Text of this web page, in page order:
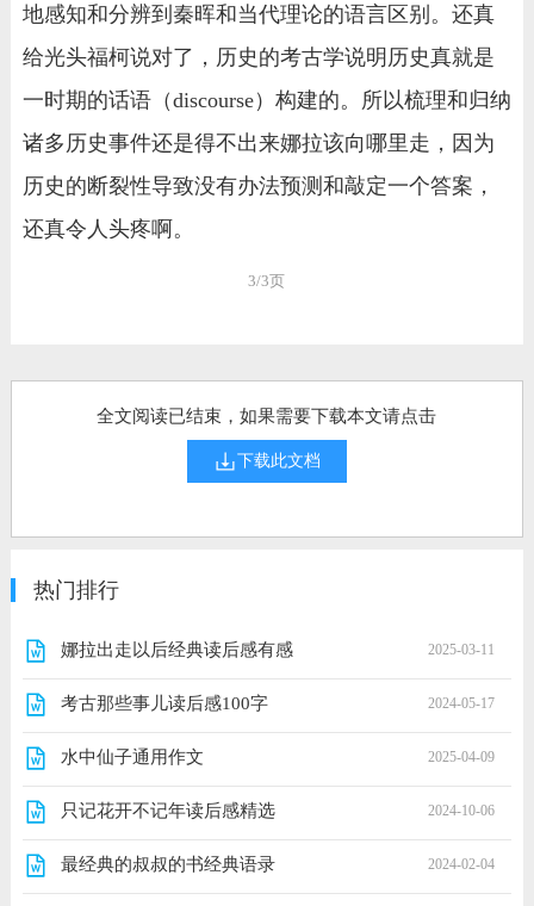
地感知和分辨到秦晖和当代理论的语言区别。还真
给光头福柯说对了，历史的考古学说明历史真就是
一时期的话语（discourse）构建的。所以梳理和归纳
诸多历史事件还是得不出来娜拉该向哪里走，因为
历史的断裂性导致没有办法预测和敲定一个答案，
还真令人头疼啊。
3/3页
全文阅读已结束，如果需要下载本文请点击
下载此文档
热门排行
娜拉出走以后经典读后感有感 2025-03-11
考古那些事儿读后感100字 2024-05-17
水中仙子通用作文 2025-04-09
只记花开不记年读后感精选 2024-10-06
最经典的叔叔的书经典语录 2024-02-04